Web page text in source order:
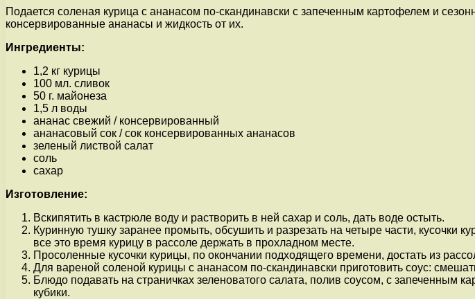
Подается соленая курица с ананасом по-скандинавски с запеченным картофелем и
консервированные ананасы и жидкость от их.
Ингредиенты:
1,2 кг курицы
100 мл. сливок
50 г. майонеза
1,5 л воды
ананас свежий / консервированный
ананасовый сок / сок консервированных ананасов
зеленый листвой салат
соль
сахар
Изготовление:
Вскипятить в кастрюле воду и растворить в ней сахар и соль, дать воде остыть.
Куринную тушку заранее промыть, обсушить и разрезать на четыре части, кусочки
все это время курицу в рассоле держать в прохладном месте.
Просоленные кусочки курицы, по окончании подходящего времени, достать из
Для вареной соленой курицы с ананасом по-скандинавски приготовить соус:
Блюдо подавать на страничках зеленоватого салата, полив соусом, с
кубики.